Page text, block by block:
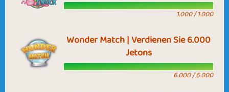
1.000 / 1.000
Wonder Match | Verdienen Sie 6.000
Jetons
6.000 / 6.000